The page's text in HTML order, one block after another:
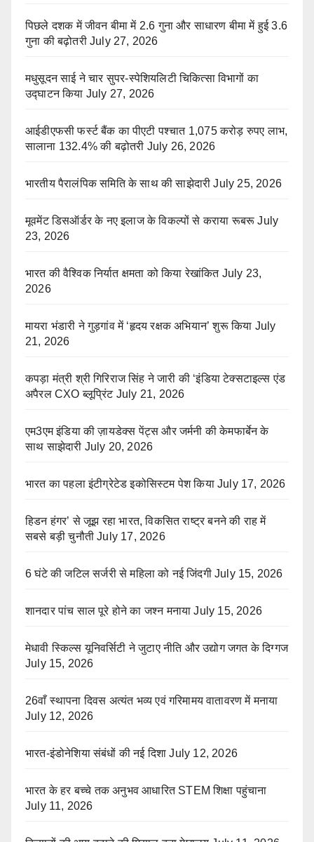
पिछले दशक में जीवन बीमा में 2.6 गुना और साधारण बीमा में हुई 3.6
गुना की बढ़ोतरी July 27, 2026
मधुसूदन साई ने चार सुपर-स्पेशियलिटी चिकित्सा विभागों का
उद्घाटन किया July 27, 2026
आईडीएफसी फर्स्ट बैंक का पीएटी पश्चात 1,075 करोड़ रुपए लाभ,
सालाना 132.4% की बढ़ोतरी July 26, 2026
भारतीय पैरालंपिक समिति के साथ की साझेदारी July 25, 2026
मूवमेंट डिसऑर्डर के नए इलाज के विकल्पों से कराया रूबरू July
23, 2026
भारत की वैश्विक निर्यात क्षमता को किया रेखांकित July 23,
2026
मायरा भंडारी ने गुड़गांव में ‘हृदय रक्षक अभियान’ शुरू किया July
21, 2026
कपड़ा मंत्री श्री गिरिराज सिंह ने जारी की ‘इंडिया टेक्सटाइल्स एंड
अपैरल CXO ब्लूप्रिंट July 21, 2026
एम3एम इंडिया की ज़ायडेक्स पेंट्स और जर्मनी की केमफार्बेन के
साथ साझेदारी July 20, 2026
भारत का पहला इंटीग्रेटेड इकोसिस्टम पेश किया July 17, 2026
हिडन हंगर’ से जूझ रहा भारत, विकसित राष्ट्र बनने की राह में
सबसे बड़ी चुनौती July 17, 2026
6 घंटे की जटिल सर्जरी से महिला को नई जिंदगी July 15, 2026
शानदार पांच साल पूरे होने का जश्न मनाया July 15, 2026
मेधावी स्किल्स यूनिवर्सिटी ने जुटाए नीति और उद्योग जगत के दिग्गज
July 15, 2026
26वाँ स्थापना दिवस अत्यंत भव्य एवं गरिमामय वातावरण में मनाया
July 12, 2026
भारत-इंडोनेशिया संबंधों की नई दिशा July 12, 2026
भारत के हर बच्चे तक अनुभव आधारित STEM शिक्षा पहुंचाना
July 11, 2026